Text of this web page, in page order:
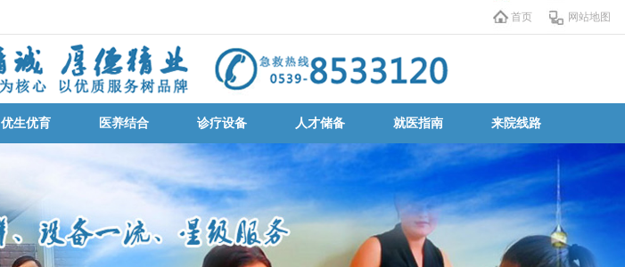
首页 网站地图
优生优育 医养结合 诊疗设备 人才储备 就医指南 来院线路